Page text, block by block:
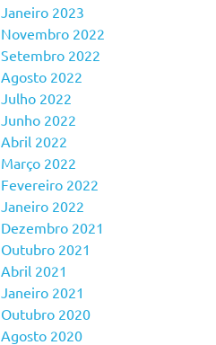
Janeiro 2023
Novembro 2022
Setembro 2022
Agosto 2022
Julho 2022
Junho 2022
Abril 2022
Março 2022
Fevereiro 2022
Janeiro 2022
Dezembro 2021
Outubro 2021
Abril 2021
Janeiro 2021
Outubro 2020
Agosto 2020